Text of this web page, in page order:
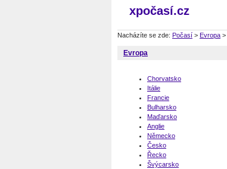
xpočasí.cz
Nacházíte se zde: Počasí > Evropa >
Evropa
Chorvatsko
Itálie
Francie
Bulharsko
Maďarsko
Anglie
Německo
Česko
Řecko
Švýcarsko